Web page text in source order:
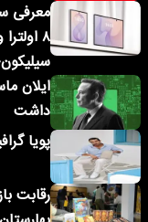
داشت
پویا
رقابت